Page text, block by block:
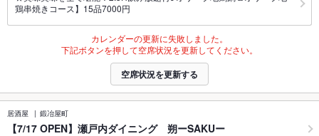
鶏串焼きコース】15品7000円
カレンダーの更新に失敗しました。
下記ボタンを押して空席状況を更新してください。
空席状況を更新する
居酒屋 鍛冶屋町
【7/17 OPEN】瀬戸内ダイニング 朔ーSAKUー